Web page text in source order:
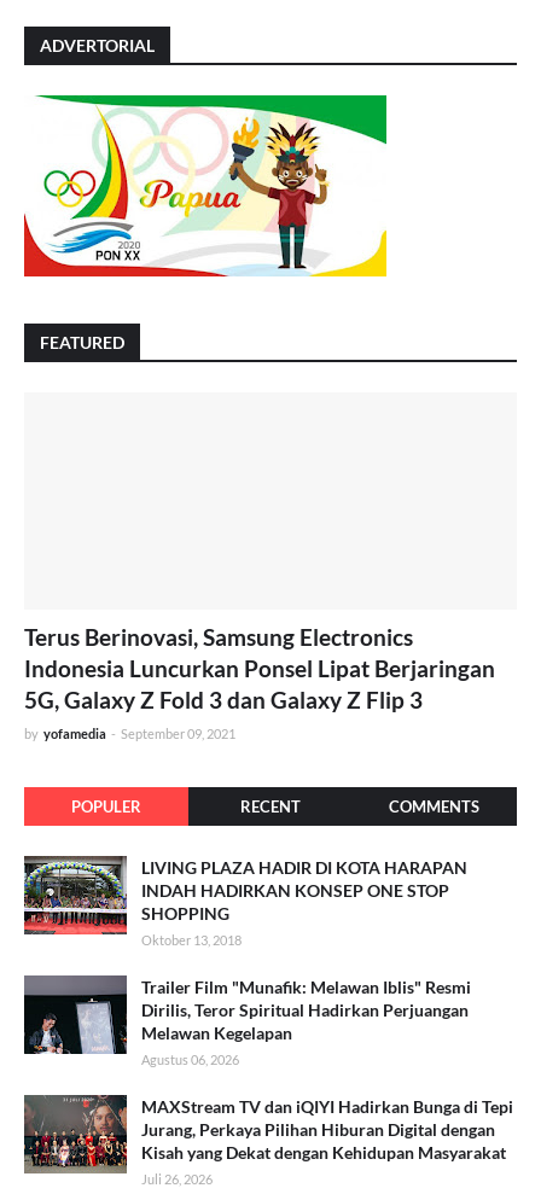
ADVERTORIAL
FEATURED
Terus Berinovasi, Samsung Electronics
Indonesia Luncurkan Ponsel Lipat Berjaringan
5G, Galaxy Z Fold 3 dan Galaxy Z Flip 3
by yofamedia - September 09, 2021
POPULER RECENT COMMENTS
LIVING PLAZA HADIR DI KOTA HARAPAN
INDAH HADIRKAN KONSEP ONE STOP
SHOPPING
Oktober 13, 2018
Trailer Film "Munafik: Melawan Iblis" Resmi
Dirilis, Teror Spiritual Hadirkan Perjuangan
Melawan Kegelapan
Agustus 06, 2026
MAXStream TV dan iQIYI Hadirkan Bunga di Tepi
Jurang, Perkaya Pilihan Hiburan Digital dengan
Kisah yang Dekat dengan Kehidupan Masyarakat
Juli 26, 2026